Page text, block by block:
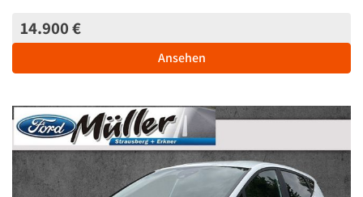
14.900 €
Ansehen